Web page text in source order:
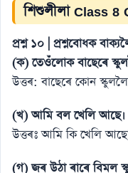
শিশুলীলা Class
প্রশ্ন ১০ | প্রশ্নবোধক
(ক) তেওঁলােক বাছেৰে
উত্তৰ: বাছেৰে কোন
(খ) আমি বল খেলি আছে।
উত্তৰঃ আমি কি খেলি
(গ) জৰ উঠা ৰাৰে বিমল